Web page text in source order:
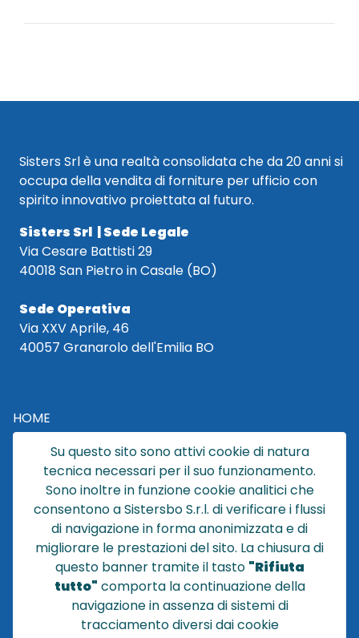
Sisters Srl è una realtà consolidata che da 20 anni si
occupa della vendita di forniture per ufficio con
spirito innovativo proiettata al futuro.
Sisters Srl | Sede Legale
Via Cesare Battisti 29
40018 San Pietro in Casale (BO)
Sede Operativa
Via XXV Aprile, 46
40057 Granarolo dell'Emilia BO
HOME
CATALOGO
CHI SIAMO
NEWS
CONTATTACI
CONDIZIONI DI VENDITA
POLICY PRIVACY
NOTE LEGALI
Su questo sito sono attivi cookie di natura
tecnica necessari per il suo funzionamento.
Sono inoltre in funzione cookie analitici che
consentono a Sistersbo S.r.l. di verificare i flussi
di navigazione in forma anonimizzata e di
migliorare le prestazioni del sito. La chiusura di
questo banner tramite il tasto "Rifiuta
tutto" comporta la continuazione della
navigazione in assenza di sistemi di
tracciamento diversi dai cookie